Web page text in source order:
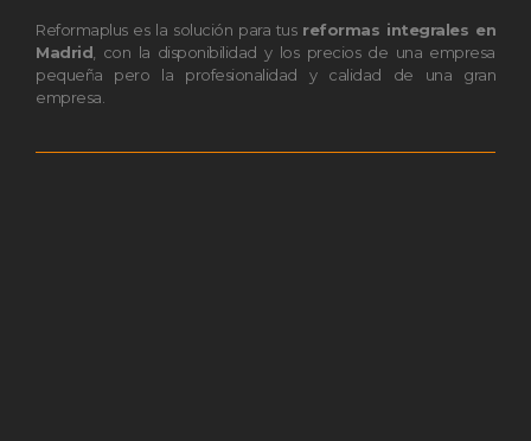
Reformaplus es la solución para tus reformas integrales en
Madrid , con la disponibilidad y los precios de una empresa
pequeña pero la profesionalidad y calidad de una gran
empresa.